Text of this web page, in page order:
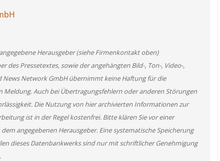
Herausgeber (siehe Firmenkontakt oben)
des Pressetextes, sowie der angehängten Bild-, Ton-, Video-,
Network GmbH übernimmt keine Haftung für die
Auch bei Übertragungsfehlern oder anderen Störungen
Die Nutzung von hier archivierten Informationen zur
ist in der Regel kostenfrei. Bitte klären Sie vor einer
angegebenen Herausgeber. Eine systematische Speicherung
dieses Datenbankwerks sind nur mit schriftlicher Genehmigung